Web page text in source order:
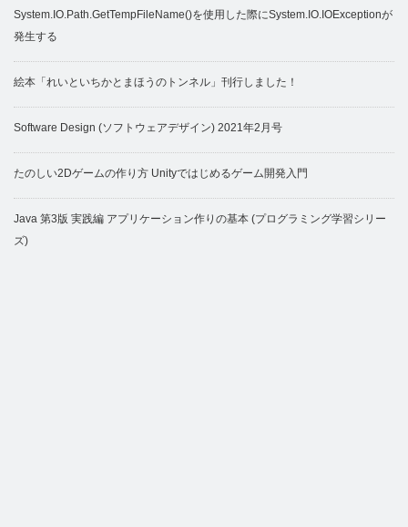
System.IO.Path.GetTempFileName()を使用した際にSystem.IO.IOExceptionが
発生する
絵本「れいといちかとまほうのトンネル」刊行しました！
Software Design (ソフトウェアデザイン) 2021年2月号
たのしい2Dゲームの作り方 Unityではじめるゲーム開発入門
Java 第3版 実践編 アプリケーション作りの基本 (プログラミング学習シリー
ズ)